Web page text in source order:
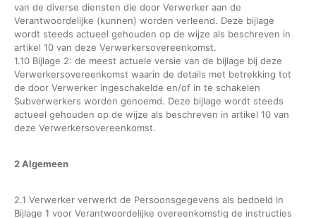
van de diverse diensten die door Verwerker aan de
Verantwoordelijke (kunnen) worden verleend. Deze bijlage
wordt steeds actueel gehouden op de wijze als beschreven in
artikel 10 van deze Verwerkersovereenkomst.
1.10 Bijlage 2: de meest actuele versie van de bijlage bij deze
Verwerkersovereenkomst waarin de details met betrekking tot
de door Verwerker ingeschakelde en/of in te schakelen
Subverwerkers worden genoemd. Deze bijlage wordt steeds
actueel gehouden op de wijze als beschreven in artikel 10 van
deze Verwerkersovereenkomst.
2 Algemeen
2.1 Verwerker verwerkt de Persoonsgegevens als bedoeld in
Bijlage 1 voor Verantwoordelijke overeenkomstig de instructies